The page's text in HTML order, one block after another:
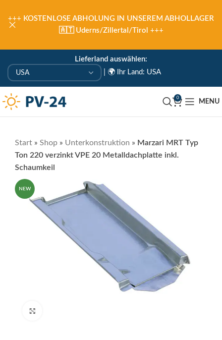
Lieferland auswählen:
🌍 Ihr Land: USA
0
MENU
Start » Shop » Unterkonstruktion » Marzari MRT Typ
Ton 220 verzinkt VPE 20 Metalldachplatte inkl.
Schaumkeil
NEW
+++ KOSTENLOSE ABHOLUNG IN UNSEREM ABHOLLAGER
🇦🇹 Uderns/Zillertal/Tirol +++